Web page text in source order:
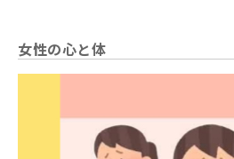
女性の心と体